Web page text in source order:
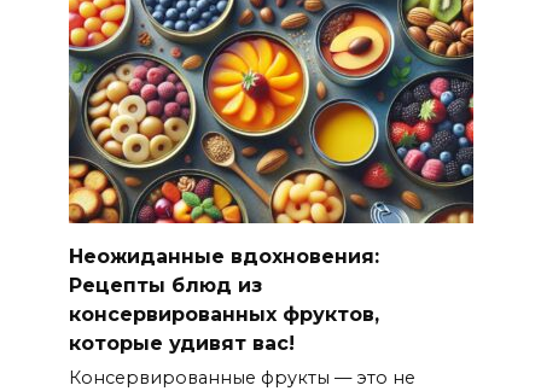
Неожиданные вдохновения:
Рецепты блюд из
консервированных фруктов,
которые удивят вас!
Консервированные фрукты — это не